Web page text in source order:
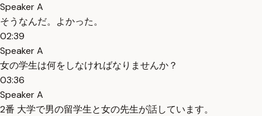
Speaker A
そうなんだ。よかった。
02:39
Speaker A
女の学生は何をしなければなりませんか？
03:36
Speaker A
2番 大学で男の留学生と女の先生が話しています。